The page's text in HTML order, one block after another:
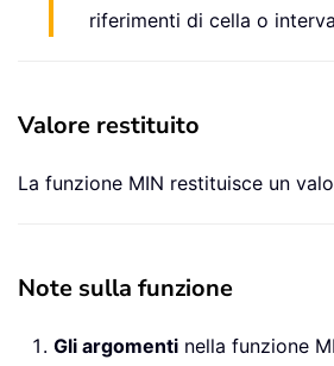
riferimenti di cella o
Valore restituito
La funzione MIN restituisce un
Note sulla funzione
Gli argomenti nella funzione